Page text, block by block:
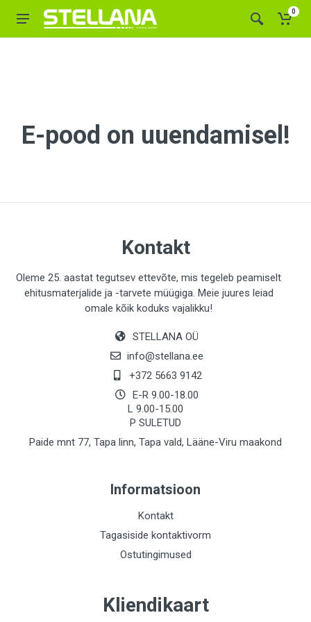
0
E-pood on uuendamisel!
Kontakt
Oleme 25. aastat tegutsev ettevõte, mis tegeleb peamiselt
ehitusmaterjalide ja -tarvete müügiga. Meie juures leiad
omale kõik koduks vajalikku!
STELLANA OÜ
info@stellana.ee
+372 5663 9142
E-R 9.00-18.00
L 9.00-15.00
P SULETUD
Paide mnt 77, Tapa linn, Tapa vald, Lääne-Viru maakond
Informatsioon
Kontakt
Tagasiside kontaktivorm
Ostutingimused
Kliendikaart